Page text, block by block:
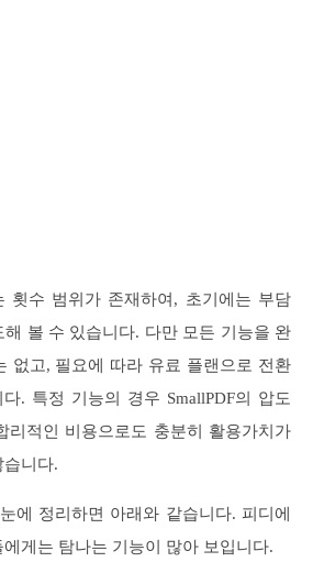
횟수 범위가 존재하여, 초기에는 부담
해 볼 수 있습니다. 다만 모든 기능을 완
없고, 필요에 따라 유료 플랜으로 전환
. 특정 기능의 경우 SmallPDF의 압도
리적인 비용으로도 충분히 활용가치가
습니다.
에 정리하면 아래와 같습니다. 피디에
게는 탐나는 기능이 많아 보입니다.